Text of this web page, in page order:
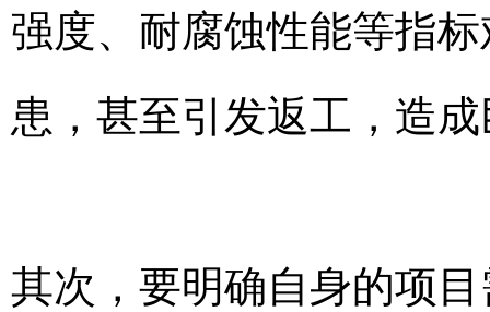
强度、耐腐蚀性能等指
患，甚至引发返工，造
其次，要明确自身的项